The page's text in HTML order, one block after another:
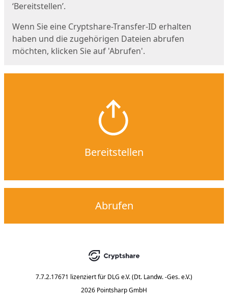
‘Bereitstellen’.
Wenn Sie eine Cryptshare-Transfer-ID erhalten
haben und die zugehörigen Dateien abrufen
möchten, klicken Sie auf 'Abrufen'.
Bereitstellen
Abrufen
7.7.2.17671 lizenziert für DLG e.V. (Dt. Landw. -Ges. e.V.)
2026 Pointsharp GmbH